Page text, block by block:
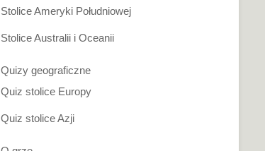
Stolice Ameryki Południowej
Stolice Australii i Oceanii
Quizy geograficzne
Quiz stolice Europy
Quiz stolice Azji